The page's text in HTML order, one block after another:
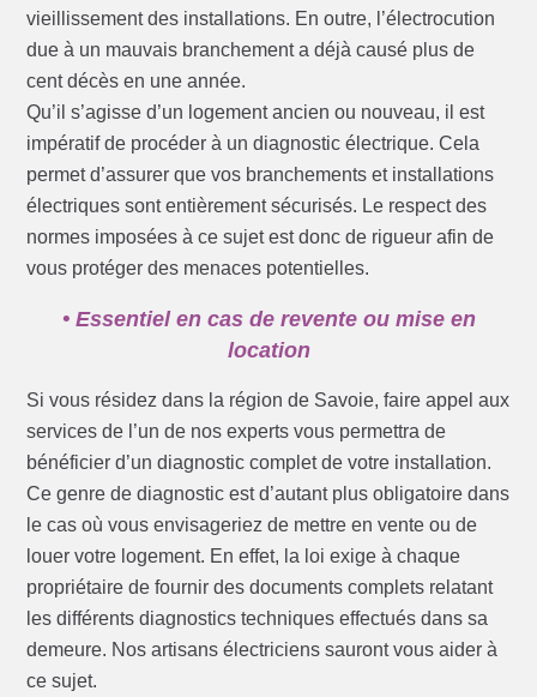
vieillissement des installations. En outre, l’électrocution
due à un mauvais branchement a déjà causé plus de
cent décès en une année.
Qu’il s’agisse d’un logement ancien ou nouveau, il est
impératif de procéder à un diagnostic électrique. Cela
permet d’assurer que vos branchements et installations
électriques sont entièrement sécurisés. Le respect des
normes imposées à ce sujet est donc de rigueur afin de
vous protéger des menaces potentielles.
• Essentiel en cas de revente ou mise en
location
Si vous résidez dans la région de Savoie, faire appel aux
services de l’un de nos experts vous permettra de
bénéficier d’un diagnostic complet de votre installation.
Ce genre de diagnostic est d’autant plus obligatoire dans
le cas où vous envisageriez de mettre en vente ou de
louer votre logement. En effet, la loi exige à chaque
propriétaire de fournir des documents complets relatant
les différents diagnostics techniques effectués dans sa
demeure. Nos artisans électriciens sauront vous aider à
ce sujet.